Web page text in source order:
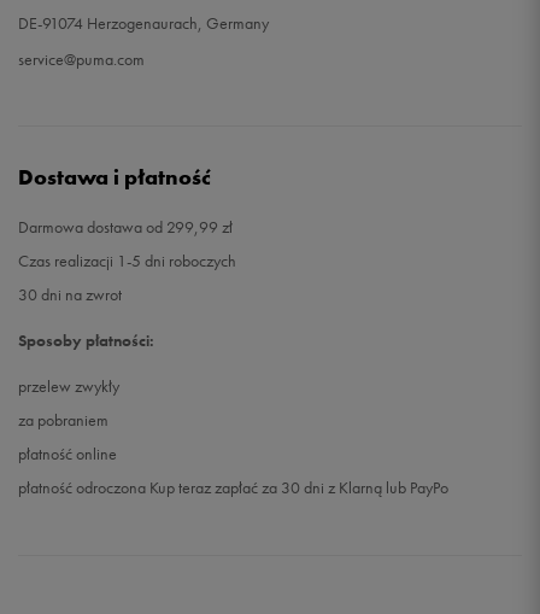
DE-91074 Herzogenaurach, Germany
service@puma.com
Dostawa i płatność
Darmowa dostawa od 299,99 zł
Czas realizacji 1-5 dni roboczych
30 dni na zwrot
Sposoby płatności:
przelew zwykły
za pobraniem
płatność online
płatność odroczona Kup teraz zapłać za 30 dni z Klarną lub PayPo